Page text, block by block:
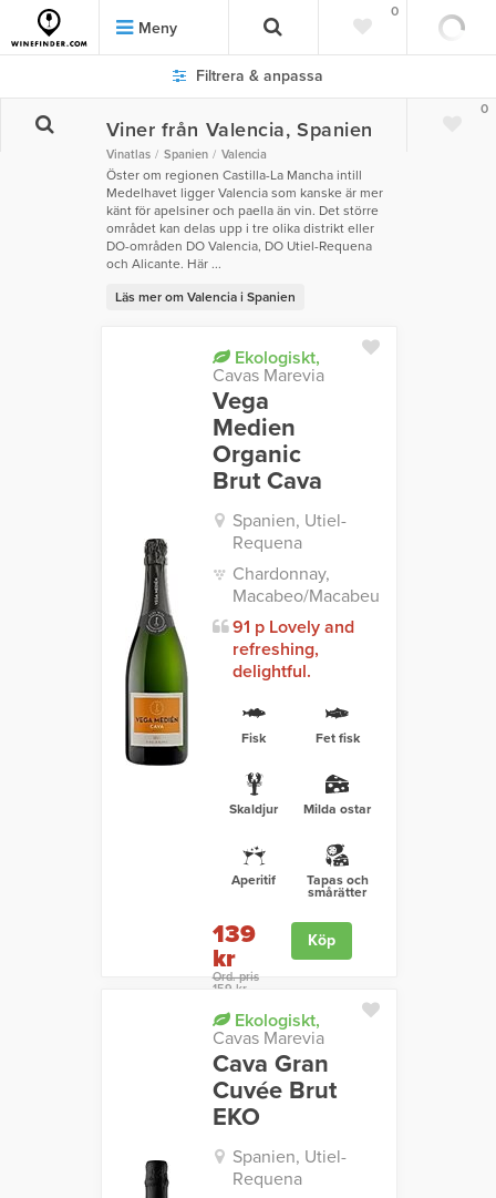
Meny
0
0
Filtrera & anpassa
Viner från Valencia, Spanien
Vinatlas Spanien Valencia
Öster om regionen Castilla-La Mancha intill
Medelhavet ligger Valencia som kanske är mer
känt för apelsiner och paella än vin. Det större
området kan delas upp i tre olika distrikt eller
DO-områden DO Valencia, DO Utiel-Requena
och Alicante. Här ...
Läs mer om Valencia i Spanien
Ekologiskt,
Cavas Marevia
Vega
Medien
Organic
Brut Cava
Spanien, Utiel-
Requena
Chardonnay,
Macabeo/Macabeu
91 p Lovely and
refreshing,
delightful.
Fisk Fet fisk
Skaldjur Milda ostar
Aperitif Tapas och
smårätter
139
kr
Ord. pris
159 kr
Köp
Ekologiskt,
Cavas Marevia
Cava Gran
Cuvée Brut
EKO
Spanien, Utiel-
Requena